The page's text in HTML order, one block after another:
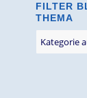
FILTER
THEMA
Blogbeiträge